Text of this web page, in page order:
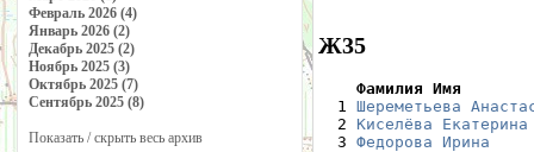
Февраль 2026 (4)
Январь 2026 (2)
Декабрь 2025 (2)
Ноябрь 2025 (3)
Октябрь 2025 (7)
Сентябрь 2025 (8)
Показать / скрыть весь архив
Ж35
Фамилия Имя
1 Шереметьева
  2
Киселёва Екатерина
  3
Федорова Ирина